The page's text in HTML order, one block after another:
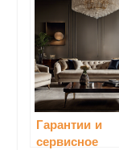
Гарантии и
сервисное